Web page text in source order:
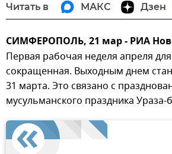
Читать в МАКС Дзен
СИМФЕРОПОЛЬ, 21 мар - РИА
Первая рабочая неделя апреля
сокращенная. Выходным днем
31 марта. Это связано с
мусульманского праздника Ураза-